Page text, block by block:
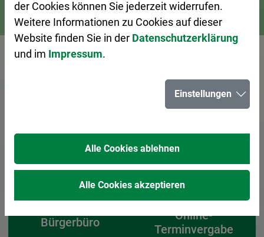
Stadtleben Veranstaltungskalender Veranstaltung –
Vorlesen
Bürgerbüro
Online-
Terminvergabe
der Cookies können Sie jederzeit widerrufen.
Weitere Informationen zu Cookies auf dieser
Website finden Sie in der Datenschutzerklärung
und im Impressum.
Einstellungen
Alle Cookies ablehnen
Alle Cookies akzeptieren